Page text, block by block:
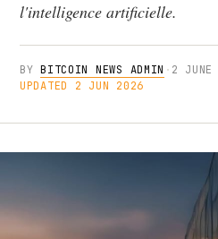
l'intelligence artificielle.
BYBITCOIN NEWS ADMIN · 2
UPDATED 2 JUN 2026